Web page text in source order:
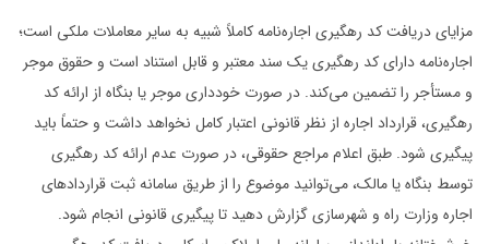
مزایای دریافت کد رهگیری اجاره‌نامه کاملاً شبیه به سایر معاملات ملکی است؛
اجاره‌نامه دارای کد رهگیری یک سند معتبر و قابل استناد است و حقوق موجر
و مستأجر را تضمین می‌کند. در صورت خودداری موجر یا بنگاه از ارائه کد
رهگیری، قرارداد اجاره از نظر قانونی اعتبار کامل نخواهد داشت و حتماً باید
پیگیری شود. طبق اعلام مراجع حقوقی، در صورت عدم ارائه کد رهگیری
توسط بنگاه یا مالک، می‌توانید موضوع را از طریق سامانه ثبت قراردادهای
اجاره وزارت راه و شهرسازی گزارش دهید تا پیگیری قانونی انجام شود.